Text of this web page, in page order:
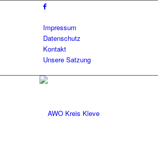
Impressum
Datenschutz
Kontakt
Unsere Satzung